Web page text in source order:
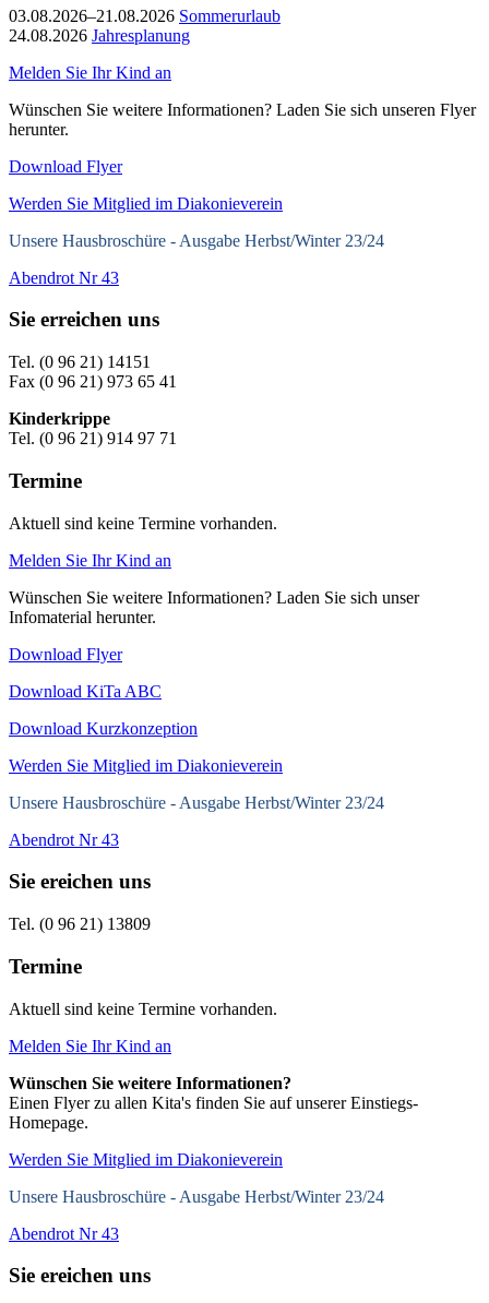
03.08.2026–21.08.2026 Sommerurlaub
24.08.2026 Jahresplanung
Melden Sie Ihr Kind an
Wünschen Sie weitere Informationen? Laden Sie sich unseren Flyer
herunter.
Download Flyer
Werden Sie Mitglied im Diakonieverein
Unsere Hausbroschüre - Ausgabe Herbst/Winter 23/24
Abendrot Nr 43
Sie erreichen uns
Tel. (0 96 21) 14151
Fax (0 96 21) 973 65 41
Kinderkrippe
Tel. (0 96 21) 914 97 71
Termine
Aktuell sind keine Termine vorhanden.
Melden Sie Ihr Kind an
Wünschen Sie weitere Informationen? Laden Sie sich unser
Infomaterial herunter.
Download Flyer
Download KiTa ABC
Download Kurzkonzeption
Werden Sie Mitglied im Diakonieverein
Unsere Hausbroschüre - Ausgabe Herbst/Winter 23/24
Abendrot Nr 43
Sie ereichen uns
Tel. (0 96 21) 13809
Termine
Aktuell sind keine Termine vorhanden.
Melden Sie Ihr Kind an
Wünschen Sie weitere Informationen?
Einen Flyer zu allen Kita's finden Sie auf unserer Einstiegs-
Homepage.
Werden Sie Mitglied im Diakonieverein
Unsere Hausbroschüre - Ausgabe Herbst/Winter 23/24
Abendrot Nr 43
Sie ereichen uns